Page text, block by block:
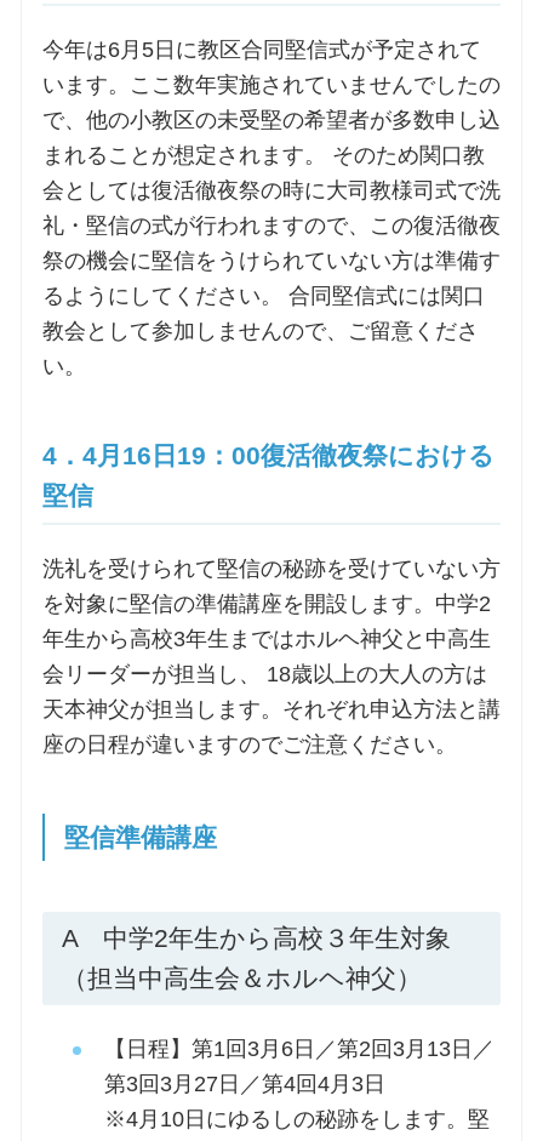
今年は6月5日に教区合同堅信式が予定されて
います。ここ数年実施されていませんでしたの
で、他の小教区の未受堅の希望者が多数申し込
まれることが想定されます。 そのため関口教
会としては復活徹夜祭の時に大司教様司式で洗
礼・堅信の式が行われますので、この復活徹夜
祭の機会に堅信をうけられていない方は準備す
るようにしてください。 合同堅信式には関口
教会として参加しませんので、ご留意くださ
い。
4．4月16日19：00復活徹夜祭における
堅信
洗礼を受けられて堅信の秘跡を受けていない方
を対象に堅信の準備講座を開設します。中学2
年生から高校3年生まではホルヘ神父と中高生
会リーダーが担当し、 18歳以上の大人の方は
天本神父が担当します。それぞれ申込方法と講
座の日程が違いますのでご注意ください。
堅信準備講座
A 中学2年生から高校３年生対象
（担当中高生会＆ホルヘ神父）
【日程】第1回3月6日／第2回3月13日／
第3回3月27日／第4回4月3日
※4月10日にゆるしの秘跡をします。堅